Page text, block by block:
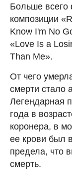
Больше
композиции
Know I'm No
«Love Is a
Than Me».
От чего
смерти стало
Легендарная
года в
коронера, в
ее крови был
предела, что
смерть.